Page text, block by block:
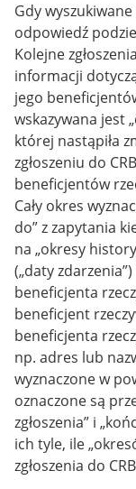
Gdy
odpowiedź
Kolejne
informacji
jego
wskazywana jest
której nastąpiła
zgłoszeniu do
beneficjentów
Cały okres
do” z zapytania
na „okresy
(„daty
beneficjenta
beneficjent
beneficjenta
np. adres lub
wyznaczone w
oznaczone są
zgłoszenia” i
ich tyle, ile
zgłoszenia do